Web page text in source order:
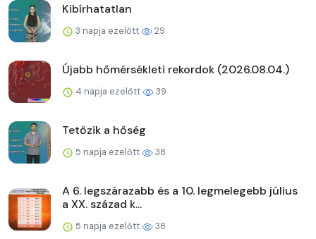
Kibírhatatlan
3 napja ezelőtt 29
Újabb hőmérsékleti rekordok (2026.08.04.)
4 napja ezelőtt 39
Tetőzik a hőség
5 napja ezelőtt 38
A 6. legszárazabb és a 10. legmelegebb július
a XX. század k...
5 napja ezelőtt 38